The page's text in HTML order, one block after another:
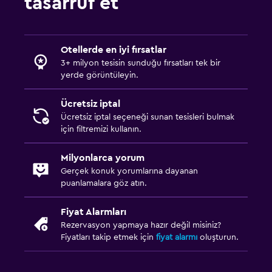
Faks/fotokopi
Çalışma masası
Plaj sandalyesi
Çamaşırhane
Çamaşır yıkama tesisleri
Otellerde en iyi fırsatlar
3+ milyon tesisin sunduğu fırsatları tek bir
yerde görüntüleyin.
Ücretsiz iptal
Ücretsiz iptal seçeneği sunan tesisleri bulmak
için filtremizi kullanın.
Milyonlarca yorum
Gerçek konuk yorumlarına dayanan
puanlamalara göz atın.
Fiyat Alarmları
Rezervasyon yapmaya hazır değil misiniz?
Fiyatları takip etmek için fiyat alarmı oluşturun.